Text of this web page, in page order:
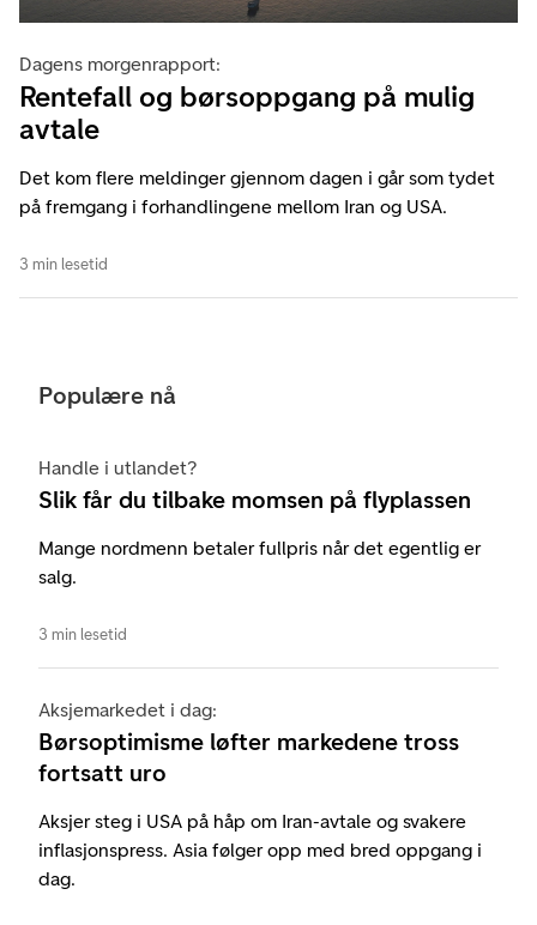
Dagens morgenrapport:
Rentefall og børsoppgang på mulig
avtale
Det kom flere meldinger gjennom dagen i går som tydet
på fremgang i forhandlingene mellom Iran og USA.
3 min lesetid
Populære nå
Handle i utlandet?
Slik får du tilbake momsen på flyplassen
Mange nordmenn betaler fullpris når det egentlig er
salg.
3 min lesetid
Aksjemarkedet i dag:
Børsoptimisme løfter markedene tross
fortsatt uro
Aksjer steg i USA på håp om Iran-avtale og svakere
inflasjonspress. Asia følger opp med bred oppgang i
dag.